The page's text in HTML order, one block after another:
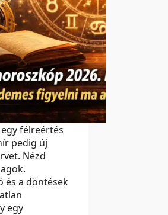
félreértés
pedig új
Nézd
és a döntések
egy